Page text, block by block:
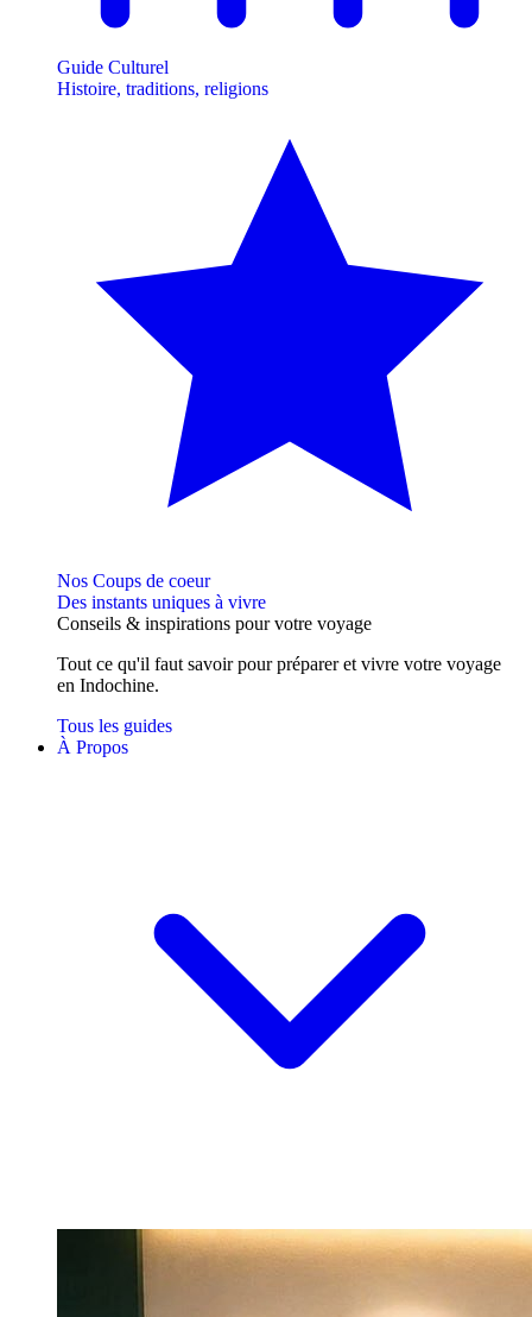
Guide Culturel
Histoire, traditions, religions
Nos Coups de coeur
Des instants uniques à vivre
Conseils & inspirations pour votre voyage
Tout ce qu'il faut savoir pour préparer et vivre votre voyage
en Indochine.
Tous les guides
À Propos